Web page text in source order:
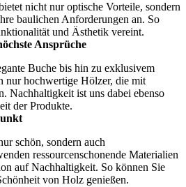
nicht nur optische Vorteile, sondern
baulichen Anforderungen an. So
und Ästhetik vereint.
Ansprüche
Buche bis hin zu exklusivem
nur hochwertige Hölzer, die mit
Nachhaltigkeit ist uns dabei ebenso
der Produkte.
schön, sondern auch
ressourcenschonende Materialien
auf Nachhaltigkeit. So können Sie
von Holz genießen.